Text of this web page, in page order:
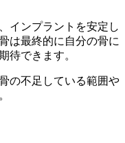
インプラントを安定し
は最終的に自分の骨に
待できます。
の不足している範囲や